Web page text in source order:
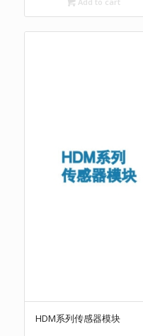
HDM系列传感器模块